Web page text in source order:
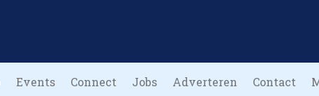
Events Connect Jobs Adverteren Contact